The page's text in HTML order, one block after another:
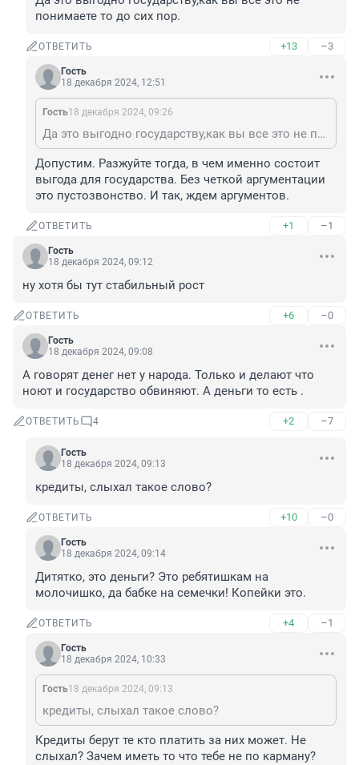
понимаете то до сих пор.
ОТВЕТИТЬ +13 –3
Гость
18 декабря 2024, 12:51
Гость18 декабря 2024, 09:26
Да это выгодно государству,как вы все это не понимаете то до сих пор.
Допустим. Разжуйте тогда, в чем именно состоит
выгода для государства. Без четкой аргументации
это пустозвонство. И так, ждем аргументов.
ОТВЕТИТЬ +1 –1
Гость
18 декабря 2024, 09:12
ну хотя бы тут стабильный рост
ОТВЕТИТЬ +6 –0
Гость
18 декабря 2024, 09:08
А говорят денег нет у народа. Только и делают что
ноют и государство обвиняют. А деньги то есть .
ОТВЕТИТЬ 4 +2 –7
Гость
18 декабря 2024, 09:13
кредиты, слыхал такое слово?
ОТВЕТИТЬ +10 –0
Гость
18 декабря 2024, 09:14
Дитятко, это деньги? Это ребятишкам на
молочишко, да бабке на семечки! Копейки это.
ОТВЕТИТЬ +4 –1
Гость
18 декабря 2024, 10:33
Гость18 декабря 2024, 09:13
кредиты, слыхал такое слово?
Кредиты берут те кто платить за них может. Не
слыхал? Зачем иметь то что тебе не по карману?